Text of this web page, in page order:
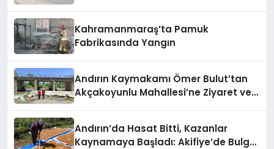
Kahramanmaraş’ta Pamuk
Fabrikasında Yangın
Andırın Kaymakamı Ömer Bulut’tan
Akçakoyunlu Mahallesi’ne Ziyaret ve
Andırın’da Hasat Bitti, Kazanlar
Kaynamaya Başladı: Akifiye’de Bulgur